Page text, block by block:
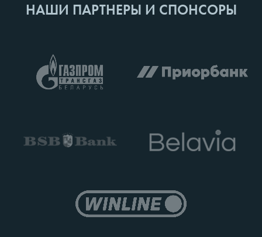
НАШИ ПАРТНЕРЫ И СПОНСОРЫ